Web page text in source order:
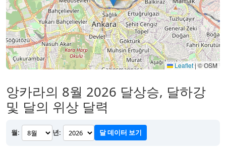
Leaflet|© OSM
앙카라의 8월 2026 달상승, 달하강
및 달의 위상 달력
월: 년: 달 데이터 보기